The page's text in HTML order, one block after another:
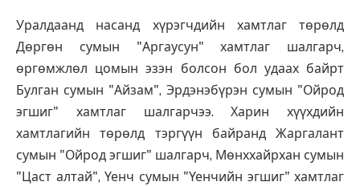
Уралдаанд насанд хүрэгчдийн хамтлаг төрөлд
Дөргөн сумын "Аргаусун" хамтлаг шалгарч,
өргөмжлөл цомын эзэн болсон бол удаах байрт
Булган сумын "Айзам", Эрдэнэбүрэн сумын "Ойрод
эгшиг" хамтлаг шалгарчээ. Харин хүүхдийн
хамтлагийн төрөлд тэргүүн байранд Жаргалант
сумын "Ойрод эгшиг" шалгарч, Мөнххайрхан сумын
"Цаст алтай", Үенч сумын "Үенчийн эгшиг" хамтлаг